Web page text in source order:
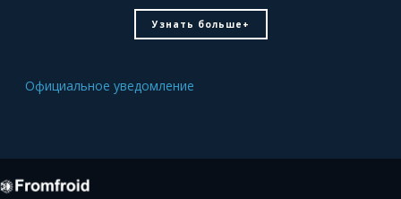
Узнать больше+
Официальное уведомление